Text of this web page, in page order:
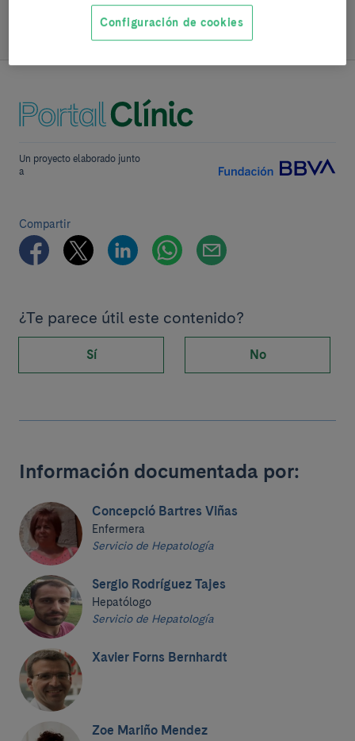
SIGUE LEYENDO
Equipo y estructura
Un proyecto elaborado junto
a
Compartir
¿Te parece útil este contenido?
Sí No
Información documentada por:
Concepció Bartres Viñas
Enfermera
Servicio de Hepatología
Sergio Rodríguez Tajes
Hepatólogo
Servicio de Hepatología
Xavier Forns Bernhardt
Zoe Mariño Mendez
Configuración de cookies